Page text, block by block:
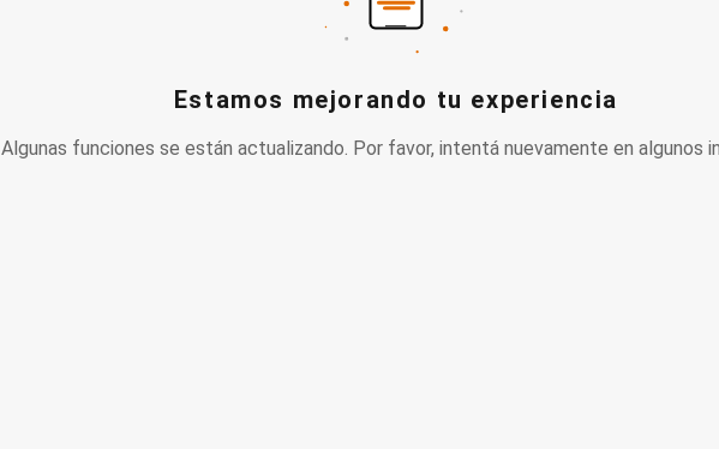
Estamos mejorando tu experiencia
Algunas funciones se están actualizando. Por favor, intentá nuevamente en algunos